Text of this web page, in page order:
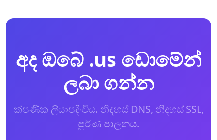
අද ඔබේ .us ඩොමේන්
ලබා ගන්න
ක්ෂණික ලියාපදිංචිය. නිදහස් DNS, නිදහස් SSL,
පූර්ණ පාලනය.